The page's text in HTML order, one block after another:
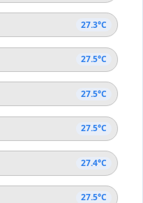
27.3°C
27.5°C
27.5°C
27.5°C
27.4°C
27.5°C